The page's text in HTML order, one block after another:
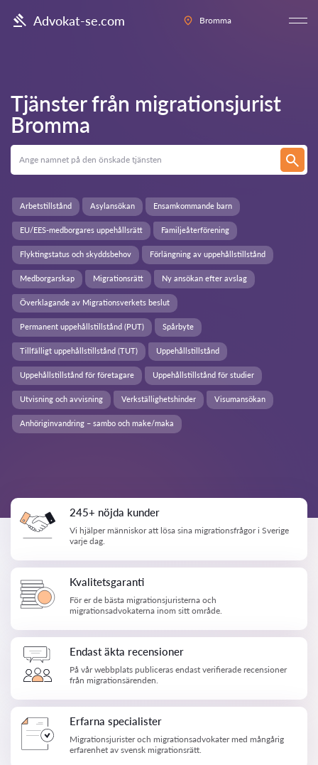
Advokat-se.com Bromma
Tjänster från migrationsjurist
Bromma
Anhöriginvandring – sambo och make/maka
Arbetstillstånd Asylansökan Ensamkommande barn
EU/EES-medborgares uppehållsrätt Familjeåterförening
Flyktingstatus och skyddsbehov Förlängning av uppehållstillstånd
Medborgarskap Migrationsrätt Ny ansökan efter avslag
Överklagande av Migrationsverkets beslut
Permanent uppehållstillstånd (PUT) Spårbyte
Tillfälligt uppehållstillstånd (TUT) Uppehållstillstånd
Uppehållstillstånd för företagare Uppehållstillstånd för studier
Utvisning och avvisning Verkställighetshinder Visumansökan
245+ nöjda kunder
Vi hjälper människor att lösa sina migrationsfrågor i Sverige
varje dag.
Kvalitetsgaranti
För er de bästa migrationsjuristerna och
migrationsadvokaterna inom sitt område.
Endast äkta recensioner
På vår webbplats publiceras endast verifierade recensioner
från migrationsärenden.
Erfarna specialister
Migrationsjurister och migrationsadvokater med mångårig
erfarenhet av svensk migrationsrätt.